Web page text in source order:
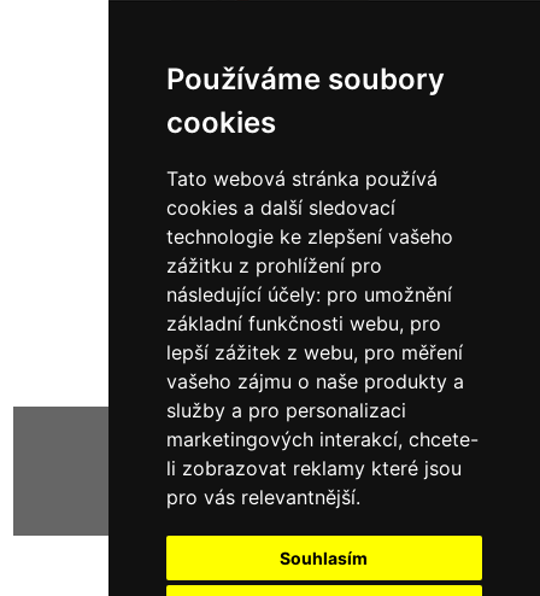
Používáme soubory
cookies
Tato webová stránka používá
cookies a další sledovací
technologie ke zlepšení vašeho
zážitku z prohlížení pro
následující účely: pro umožnění
základní funkčnosti webu, pro
lepší zážitek z webu, pro měření
vašeho zájmu o naše produkty a
služby a pro personalizaci
marketingových interakcí, chcete-
li zobrazovat reklamy které jsou
pro vás relevantnější.
Souhlasím
10991
43 384,00 Kč bez DPH
52 494,64 Kč s DPH
Zobrazeno (z10